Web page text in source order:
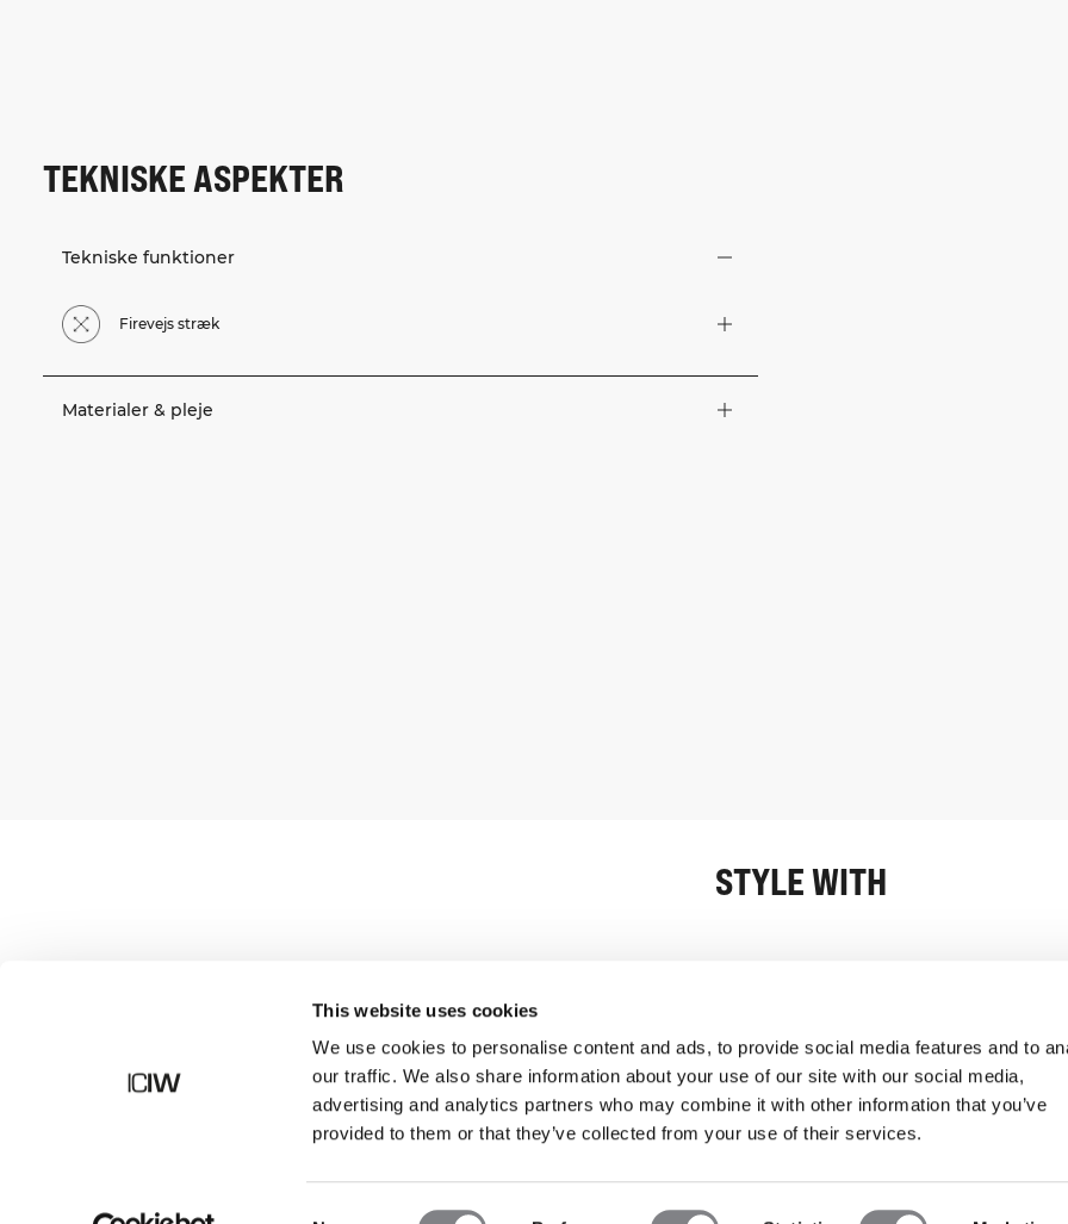
This website uses cookies
We use cookies to personalise content and ads, to provide social media features and to
our traffic. We also share information about your use of our site with our social media,
advertising and analytics partners who may combine it with other information that you’ve
provided to them or that they’ve collected from your use of their services.
TEKNISKE ASPEKTER
Tekniske funktioner
Firevejs stræk
Materialer & pleje
STYLE WITH
Butik